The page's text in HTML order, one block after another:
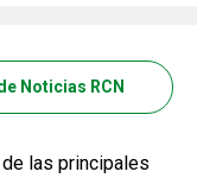
Noticias RCN
las principales